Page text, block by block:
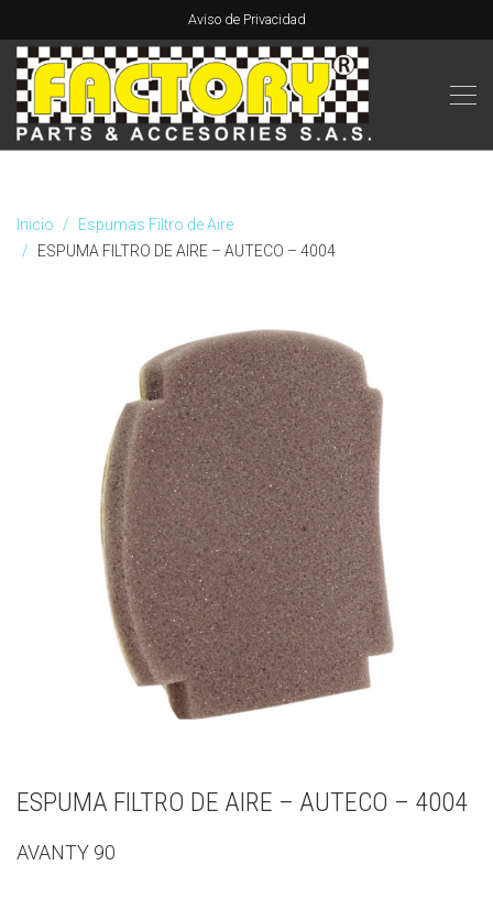
Aviso de Privacidad
Inicio
Espumas Filtro de Aire
ESPUMA FILTRO DE AIRE – AUTECO – 4004
ESPUMA FILTRO DE AIRE – AUTECO – 4004
AVANTY 90